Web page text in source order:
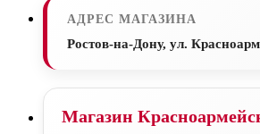
АДРЕС МАГАЗИНА
Ростов-на-Дону, ул.
Магазин